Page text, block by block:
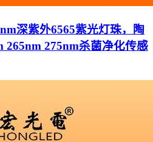
深紫外6565紫光灯珠，陶
265nm 275nm杀菌净化传感